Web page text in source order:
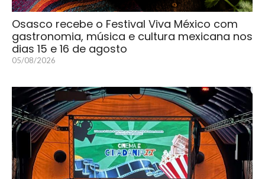
Osasco recebe o Festival Viva México com
gastronomia, música e cultura mexicana nos
dias 15 e 16 de agosto
05/08/2026